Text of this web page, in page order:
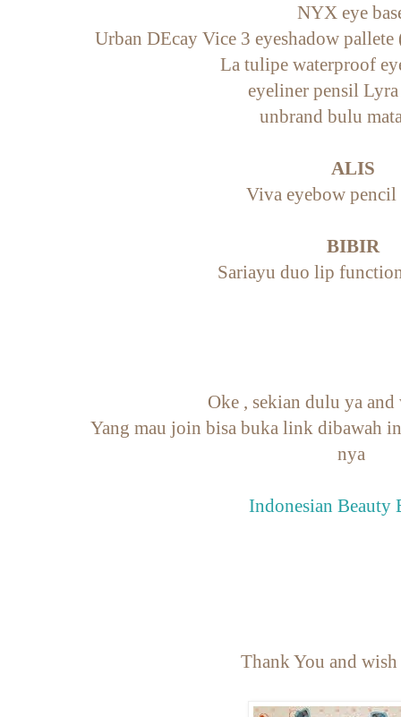
NYX eye
Urban DEcay Vice 3 eyeshadow
La tulipe waterproof
eyeliner pensil
unbrand bulu
ALIS
Viva eyebow
BIBIR
Sariayu duo lip
Oke , sekian dulu ya
Yang mau join bisa buka link dibawah
nya
Indonesian Beauty
Thank You and